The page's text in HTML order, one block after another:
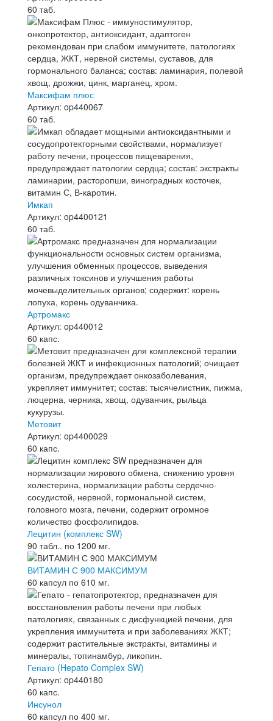
60 таб.
Максифам плюс
Артикул: op440067
60 таб.
Имкап
Артикул: op4400121
60 таб.
Артромакс
Артикул: op440012
60 капс.
Метовит
Артикул: op4400029
60 капс.
Лецитин (комплекс SW)
90 табл.. по 1200 мг.
ВИТАМИН С 900 МАКСИМУМ
60 капсул по 610 мг.
Гепато (Hepato Complex SW)
Артикул: op440180
60 капс.
Инсунол
60 капсул по 400 мг.